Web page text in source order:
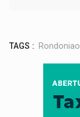
TAGS :